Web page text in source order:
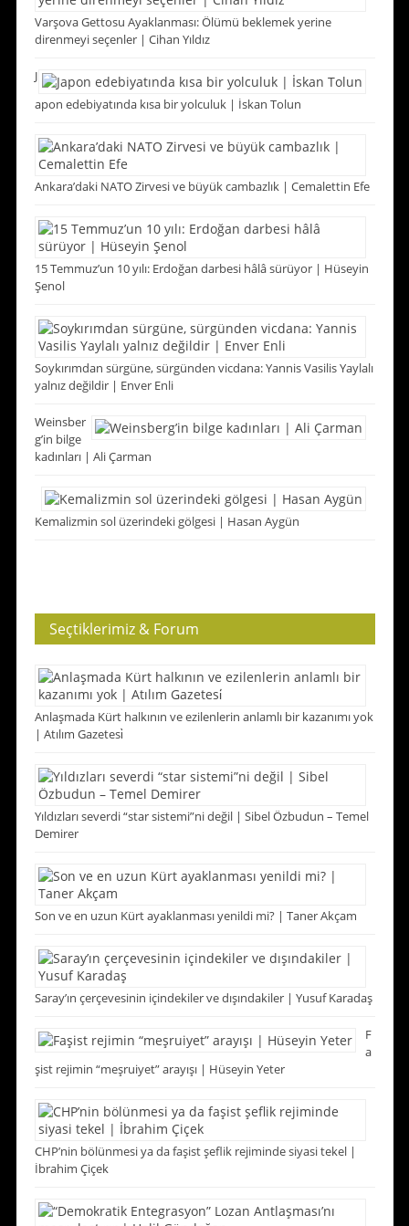
Varşova Gettosu Ayaklanması: Ölümü beklemek yerine
direnmeyi seçenler | Cihan Yıldız
J
apon edebiyatında kısa bir yolculuk | İskan Tolun
Ankara’daki NATO Zirvesi ve büyük cambazlık | Cemalettin Efe
15 Temmuz’un 10 yılı: Erdoğan darbesi hâlâ sürüyor | Hüseyin
Şenol
Soykırımdan sürgüne, sürgünden vicdana: Yannis Vasilis Yaylalı
yalnız değildir | Enver Enli
Weinsber
g’in bilge
kadınları | Ali Çarman
Kemalizmin sol üzerindeki gölgesi | Hasan Aygün
Seçtiklerimiz & Forum
Anlaşmada Kürt halkının ve ezilenlerin anlamlı bir kazanımı yok
| Atılım Gazetesi̇
Yıldızları severdi “star sistemi”ni değil | Sibel Özbudun – Temel
Demirer
Son ve en uzun Kürt ayaklanması yenildi mi? | Taner Akçam
Saray’ın çerçevesinin içindekiler ve dışındakiler | Yusuf Karadaş
F
a
şist rejimin “meşruiyet” arayışı | Hüseyin Yeter
CHP’nin bölünmesi ya da faşist şeflik rejiminde siyasi tekel |
İbrahim Çiçek